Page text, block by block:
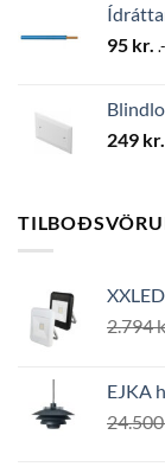
95 kr. .-
249 kr.
2.794
EJKA